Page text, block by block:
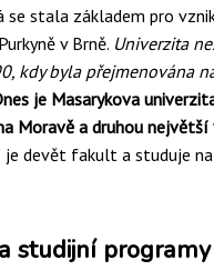
se stala základem pro
v Brně. Univerzita
kdy byla přejmenována
je Masarykova
Moravě a druhou největší
je devět fakult a studuje
studijní programy